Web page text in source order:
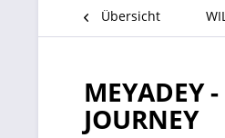
Übersicht
MEYADEY
JOURNEY